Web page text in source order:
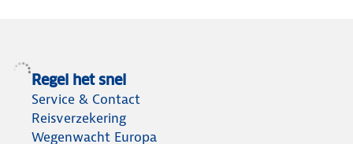
Regel het snel
Service & Contact
Reisverzekering
Wegenwacht Europa